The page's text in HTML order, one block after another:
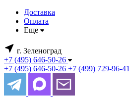
Доставка
Оплата
Еще
г. Зеленоград
+7 (495) 646-50-26
+7 (495) 646-50-26 +7 (499) 729-96-41